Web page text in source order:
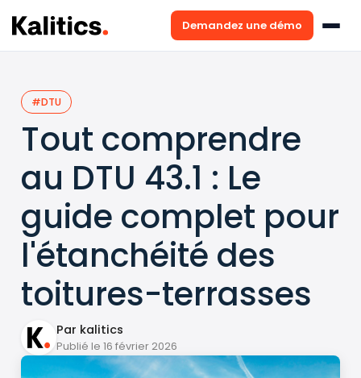
Demandez une démo
#DTU
Tout comprendre
au DTU 43.1 : Le
guide complet pour
l'étanchéité des
toitures-terrasses
Par kalitics
Publié le 16 février 2026